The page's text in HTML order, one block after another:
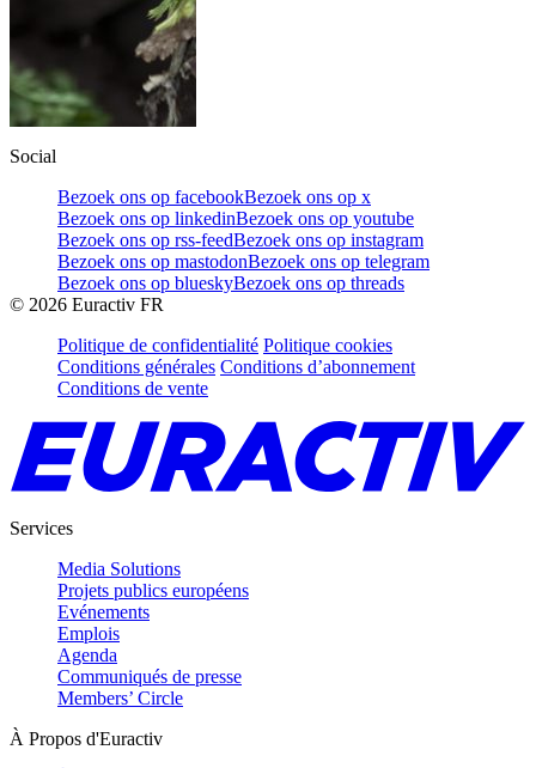
Social
Bezoek ons op facebookBezoek ons op x
Bezoek ons op linkedinBezoek ons op youtube
Bezoek ons op rss-feedBezoek ons op instagram
Bezoek ons op mastodonBezoek ons op telegram
Bezoek ons op blueskyBezoek ons op threads
© 2026 Euractiv FR
Politique de confidentialité Politique cookies
Conditions générales Conditions d’abonnement
Conditions de vente
Services
Media Solutions
Projets publics européens
Evénements
Emplois
Agenda
Communiqués de presse
Members’ Circle
À Propos d'Euractiv